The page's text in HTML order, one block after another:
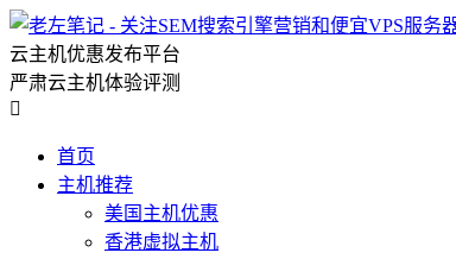
云主机优惠发布平台
严肃云主机体验评测

首页
主机推荐
美国主机优惠
香港虚拟主机